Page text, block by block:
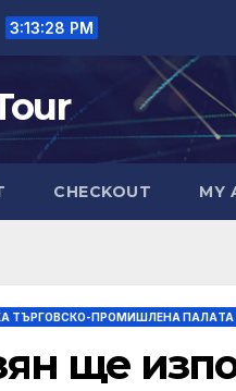
3:13:29 PM
CHECKOUT MY
ТЪРГОВСКО-ПРОМИШЛЕНА ПАЛAТА
ще